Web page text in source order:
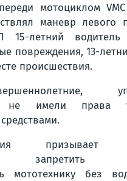
мотоциклом VMC
маневр левого
15-летний водитель
повреждения, 13-
происшествия.
не имели права
призывает
запретить
мототехнику без